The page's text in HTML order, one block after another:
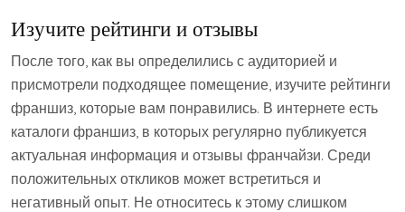
Изучите рейтинги и отзывы
После того, как вы определились с аудиторией и
присмотрели подходящее помещение, изучите рейтинги
франшиз, которые вам понравились. В интернете есть
каталоги франшиз, в которых регулярно публикуется
актуальная информация и отзывы франчайзи. Среди
положительных откликов может встретиться и
негативный опыт. Не относитесь к этому слишком